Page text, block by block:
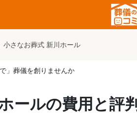
小さなお葬式 新川ホール
」葬儀を創りませんか
ールの費用と評